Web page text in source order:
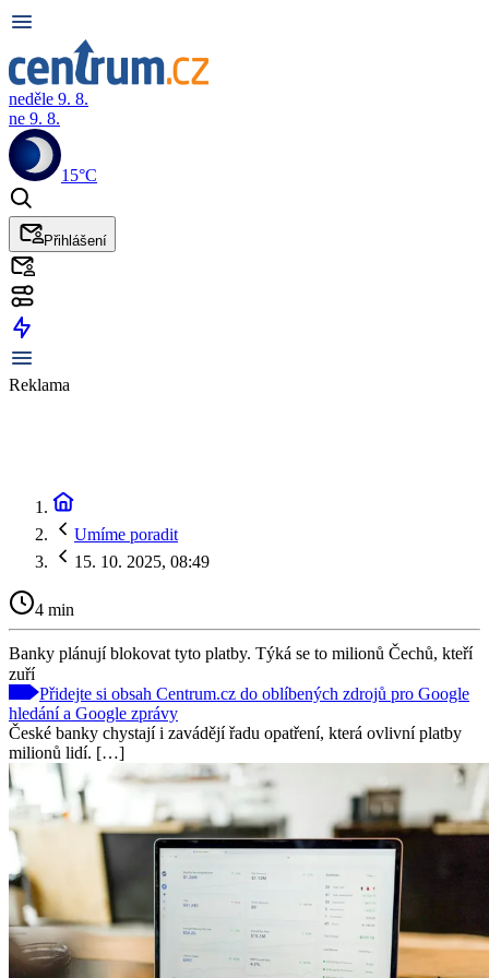
neděle 9. 8.
ne 9. 8.
15°C
Přihlášení
Reklama
Umíme poradit
15. 10. 2025, 08:49
4 min
Banky plánují blokovat tyto platby. Týká se to milionů Čechů, kteří
zuří
Přidejte si obsah Centrum.cz do oblíbených zdrojů pro Google
hledání a Google zprávy
České banky chystají i zavádějí řadu opatření, která ovlivní platby
milionů lidí. […]